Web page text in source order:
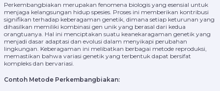
Perkembangbiakan merupakan fenomena biologis yang esensial untuk
menjaga kelangsungan hidup spesies. Proses ini memberikan kontribusi
signifikan terhadap keberagaman genetik, dimana setiap keturunan yang
dihasilkan memiliki kombinasi gen unik yang berasal dari kedua
orangtuanya. Hal ini menciptakan suatu keanekaragaman genetik yang
menjadi dasar adaptasi dan evolusi dalam menyikapi perubahan
lingkungan. Keberagaman ini melibatkan berbagai metode reproduksi,
memastikan bahwa variasi genetik yang terbentuk dapat bersifat
kompleks dan bervariasi.
Contoh Metode Perkembangbiakan: